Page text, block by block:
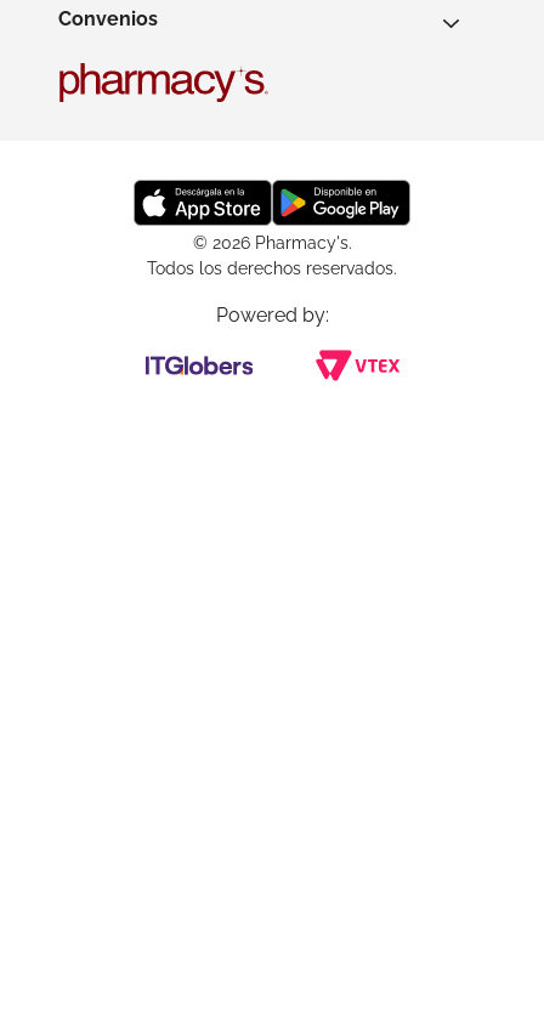
Convenios
© 2026 Pharmacy's.
Todos los derechos reservados.
Powered by: